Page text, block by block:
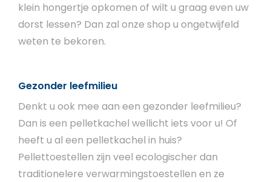
klein hongertje opkomen of wilt u graag even uw
dorst lessen? Dan zal onze shop u ongetwijfeld
weten te bekoren.
Gezonder leefmilieu
Denkt u ook mee aan een gezonder leefmilieu?
Dan is een pelletkachel wellicht iets voor u! Of
heeft u al een pelletkachel in huis?
Pellettoestellen zijn veel ecologischer dan
traditionelere verwarmingstoestellen en ze